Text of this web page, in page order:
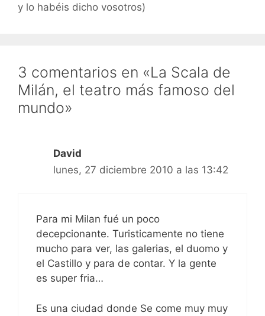
y lo habéis dicho vosotros)
3 comentarios en «La Scala de
Milán, el teatro más famoso del
mundo»
David
lunes, 27 diciembre 2010 a las 13:42
Para mi Milan fué un poco
decepcionante. Turisticamente no tiene
mucho para ver, las galerias, el duomo y
el Castillo y para de contar. Y la gente
es super fria…
Es una ciudad donde Se come muy muy